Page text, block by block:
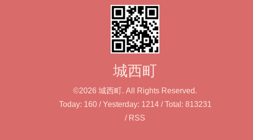
城西町
©2026 城西町. All Rights Reserved.
Today: 160/ Yesterday: 1214/ Total: 813231
/ RSS